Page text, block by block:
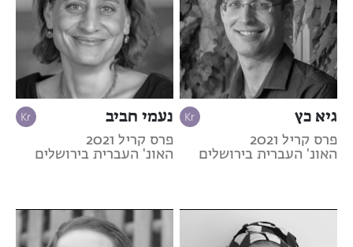
גיא כץ
פרס קריל 2021
האונ' העברית בירושלים
נעמי חביב
פרס קריל 2021
האונ' העברית בירושלים